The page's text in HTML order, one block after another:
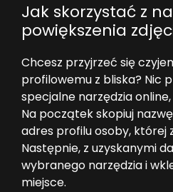
Jak skorzystać z
powiększenia
Chcesz przyjrzeć się
profilowemu z bliska? Nic
specjalne narzędzia
Na początek skopiuj
adres profilu osoby, której
Następnie, z uzyskanymi
wybranego narzędzia i
miejsce.